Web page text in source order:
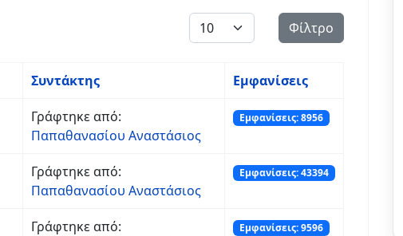
Εμφάνιση # Φίλτρο
Συντάκτης Εμφανίσεις
Γράφτηκε από:
Παπαθανασίου Αναστάσιος
Εμφανίσεις: 8956
Γράφτηκε από:
Παπαθανασίου Αναστάσιος
Εμφανίσεις: 43394
Γράφτηκε από:
Εμφανίσεις: 9596